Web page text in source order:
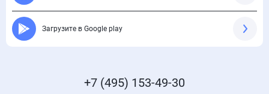
Загрузите в Google play
+7 (495) 153-49-30